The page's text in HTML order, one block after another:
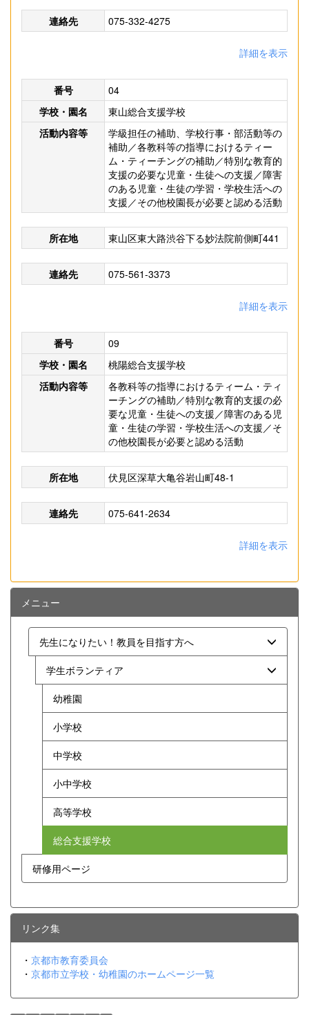
連絡先 075-332-4275
詳細を表示
番号
04
学校・園名
東山総合支援学校
活動内容等
学級担任の補助、学校行事・部活動等の
補助／各教科等の指導におけるティー
ム・ティーチングの補助／特別な教育的
支援の必要な児童・生徒への支援／障害
のある児童・生徒の学習・学校生活への
支援／その他校園長が必要と認める活動
所在地 東山区東大路渋谷下る妙法院前側町441
連絡先 075-561-3373
詳細を表示
番号
09
学校・園名
桃陽総合支援学校
活動内容等
各教科等の指導におけるティーム・ティ
ーチングの補助／特別な教育的支援の必
要な児童・生徒への支援／障害のある児
童・生徒の学習・学校生活への支援／そ
の他校園長が必要と認める活動
所在地 伏見区深草大亀谷岩山町48-1
連絡先 075-641-2634
詳細を表示
メニュー
先生になりたい！教員を目指す方へ
学生ボランティア
幼稚園
小学校
中学校
小中学校
高等学校
総合支援学校
研修用ページ
リンク集
・ 京都市教育委員会
・ 京都市立学校・幼稚園のホームページ一覧